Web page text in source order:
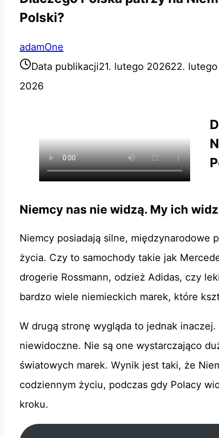
Polski?
adamOne
Data publikacji21. lutego 202622.
2026
Niemcy nas nie widzą. My ich
Niemcy posiadają silne, międzynarodowe
życia. Czy to samochody takie jak
drogerie Rossmann, odzież Adidas, czy
bardzo wiele niemieckich marek, które
W drugą stronę wygląda to jednak
niewidoczne. Nie są one wystarczająco
światowych marek. Wynik jest taki, że
codziennym życiu, podczas gdy Polacy
kroku.